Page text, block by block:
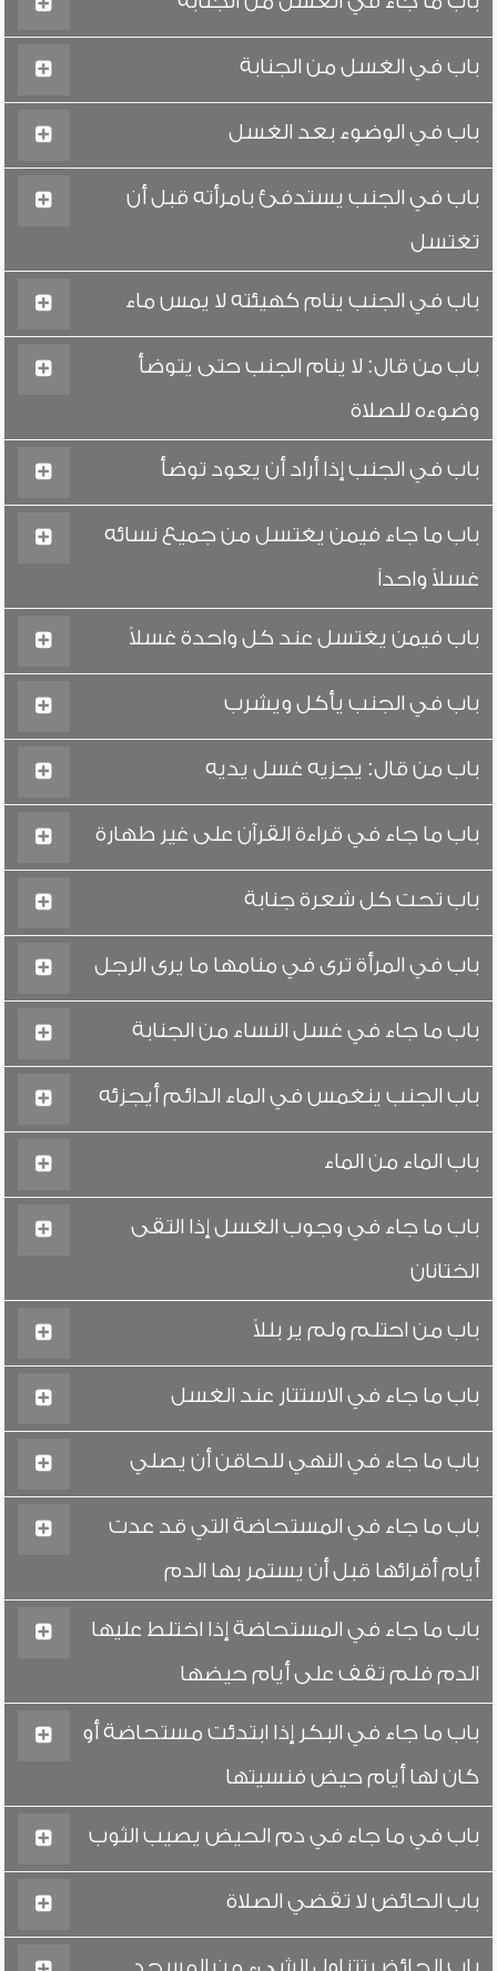
باب في الغسل من الجنابة
باب في الوضوء بعد الغسل
باب في الجنب يستدفئ بامرأته قبل أن
تغتسل
باب في الجنب ينام كهيئته لا يمس ماء
باب من قال: لا ينام الجنب حتى يتوضأ
وضوءه للصلاة
باب في الجنب إذا أراد أن يعود توضأ
باب ما جاء فيمن يغتسل من جميع نسائه
غسلاً واحداً
باب فيمن يغتسل عند كل واحدة غسلاً
باب في الجنب يأكل ويشرب
باب من قال: يجزيه غسل يديه
باب ما جاء في قراءة القرآن على غير طهارة
باب تحت كل شعرة جنابة
باب في المرأة ترى في منامها ما يرى الرجل
باب ما جاء في غسل النساء من الجنابة
باب الجنب ينغمس في الماء الدائم أيجزئه
باب الماء من الماء
باب ما جاء في وجوب الغسل إذا التقى
الختانان
باب من احتلم ولم ير بللاً
باب ما جاء في الاستتار عند الغسل
باب ما جاء في النهي للحاقن أن يصلي
باب ما جاء في المستحاضة التي قد عدت
أيام أقرائها قبل أن يستمر بها الدم
باب ما جاء في المستحاضة إذا اختلط عليها
الدم فلم تقف على أيام حيضها
باب ما جاء في البكر إذا ابتدئت مستحاضة أو
كان لها أيام حيض فنسيتها
باب في ما جاء في دم الحيض يصيب الثوب
باب الحائض لا تقضي الصلاة